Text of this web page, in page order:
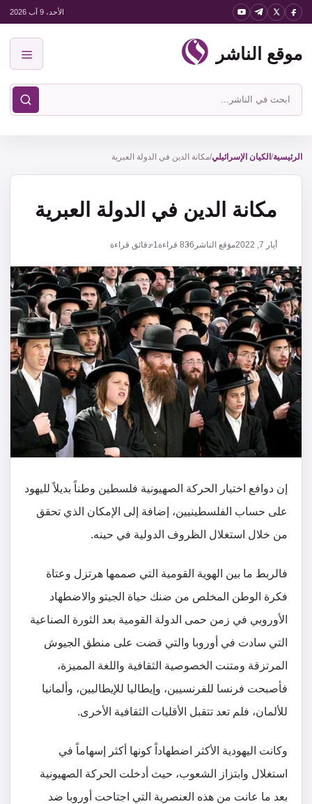
انتقل
المحتوى
الأحد، 9 آب 2026
موقع الناشر
ابحث
في
الناشر
الرئيسية/ الكيان الإسرائيلي/مكانة الدين في الدولة العبرية
مكانة الدين في الدولة العبرية
أيار 7, 2022 موقع الناشر 836 قراءة1 دقائق قراءة
إن دوافع اختيار الحركة الصهيونية فلسطين وطناً بديلاً لليهود
على حساب الفلسطينيين، إضافة إلى الإمكان الذي تحقق
من خلال استغلال الظروف الدولية في حينه.
فالربط ما بين الهوية القومية التي صممها هرتزل وعتاة
فكرة الوطن المخلص من ضنك حياة الجيتو والاضطهاد
الأوروبي في زمن حمى الدولة القومية بعد الثورة الصناعية
التي سادت في أوروبا والتي قضت على منطق الجيوش
المرتزقة ومتنت الخصوصية الثقافية واللغة المميزة،
فأصبحت فرنسا للفرنسيين، وإيطاليا للإيطاليين، وألمانيا
للألمان، فلم تعد تتقبل الأقليات الثقافية الأخرى.
وكانت اليهودية الأكثر اضطهاداً كونها أكثر إسهاماً في
استغلال وابتزاز الشعوب، حيث أدخلت الحركة الصهيونية
بعد ما عانت من هذه العنصرية التي اجتاحت أوروبا ضد